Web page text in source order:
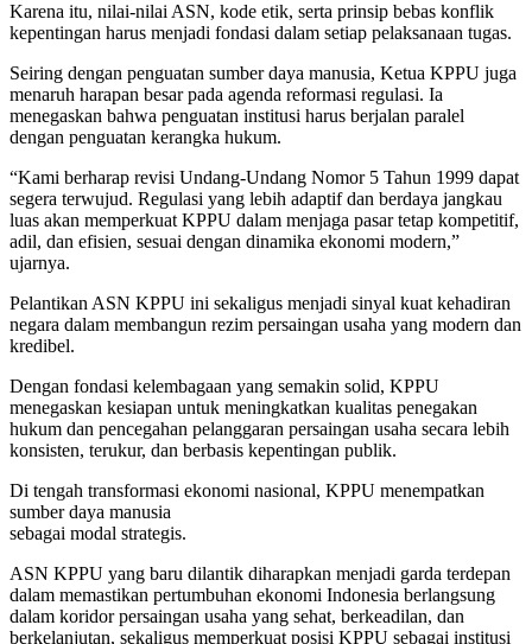
Karena itu, nilai-nilai ASN, kode etik, serta prinsip bebas konflik
kepentingan harus menjadi fondasi dalam setiap pelaksanaan tugas.
Seiring dengan penguatan sumber daya manusia, Ketua KPPU juga
menaruh harapan besar pada agenda reformasi regulasi. Ia
menegaskan bahwa penguatan institusi harus berjalan paralel
dengan penguatan kerangka hukum.
“Kami berharap revisi Undang-Undang Nomor 5 Tahun 1999 dapat
segera terwujud. Regulasi yang lebih adaptif dan berdaya jangkau
luas akan memperkuat KPPU dalam menjaga pasar tetap kompetitif,
adil, dan efisien, sesuai dengan dinamika ekonomi modern,”
ujarnya.
Pelantikan ASN KPPU ini sekaligus menjadi sinyal kuat kehadiran
negara dalam membangun rezim persaingan usaha yang modern dan
kredibel.
Dengan fondasi kelembagaan yang semakin solid, KPPU
menegaskan kesiapan untuk meningkatkan kualitas penegakan
hukum dan pencegahan pelanggaran persaingan usaha secara lebih
konsisten, terukur, dan berbasis kepentingan publik.
Di tengah transformasi ekonomi nasional, KPPU menempatkan
sumber daya manusia
sebagai modal strategis.
ASN KPPU yang baru dilantik diharapkan menjadi garda terdepan
dalam memastikan pertumbuhan ekonomi Indonesia berlangsung
dalam koridor persaingan usaha yang sehat, berkeadilan, dan
berkelanjutan, sekaligus memperkuat posisi KPPU sebagai institusi